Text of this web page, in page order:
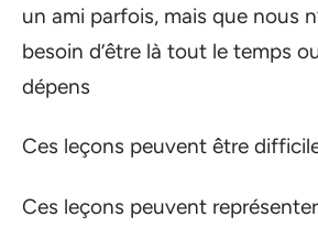
un ami parfois, mais que nous
besoin d’être là tout le temps
dépens
Ces leçons peuvent être
Ces leçons peuvent